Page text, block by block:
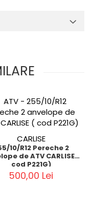
CARLISE
10/R12 Pereche 2
de ATV CARLISE (
cod P221G)
500,00 Lei